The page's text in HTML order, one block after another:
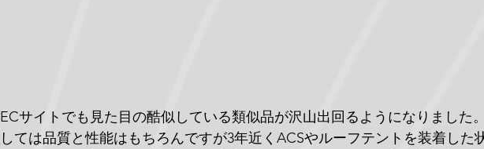
ECサイトでも見た目の酷似している類似品が沢山出回るようになりました
しては品質と性能はもちろんですが3年近くACSやルーフテントを装着した